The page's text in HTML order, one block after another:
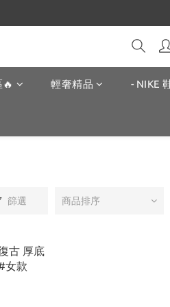
輕奢精品 - NIKE
篩選 商品排序